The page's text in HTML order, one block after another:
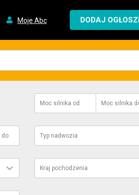
Moje Abc DODAJ
Moc silnika od Moc silnika
do Typ nadwozia
Kraj pochodzenia